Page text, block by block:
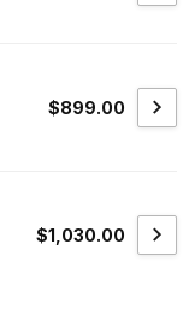
$899.00
$1,030.00